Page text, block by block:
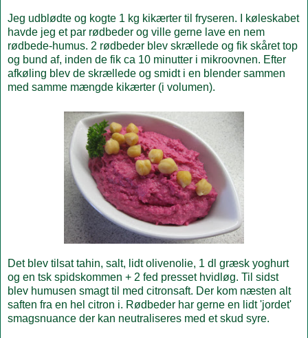
Jeg udblødte og kogte 1 kg kikærter til fryseren. I køleskabet
havde jeg et par rødbeder og ville gerne lave en nem
rødbede-humus. 2 rødbeder blev skrællede og fik skåret top
og bund af, inden de fik ca 10 minutter i mikroovnen. Efter
afkøling blev de skrællede og smidt i en blender sammen
med samme mængde kikærter (i volumen).
Det blev tilsat tahin, salt, lidt olivenolie, 1 dl græsk yoghurt
og en tsk spidskommen + 2 fed presset hvidløg. Til sidst
blev humusen smagt til med citronsaft. Der kom næsten alt
saften fra en hel citron i. Rødbeder har gerne en lidt 'jordet'
smagsnuance der kan neutraliseres med et skud syre.